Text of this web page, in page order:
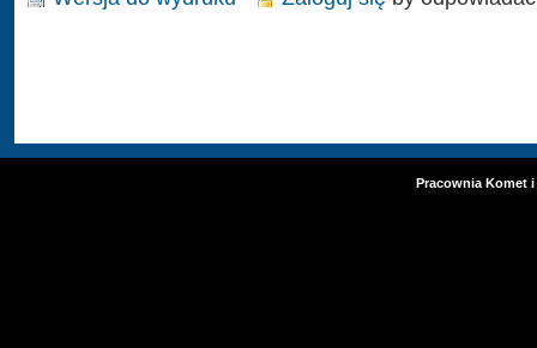
Pracownia Komet